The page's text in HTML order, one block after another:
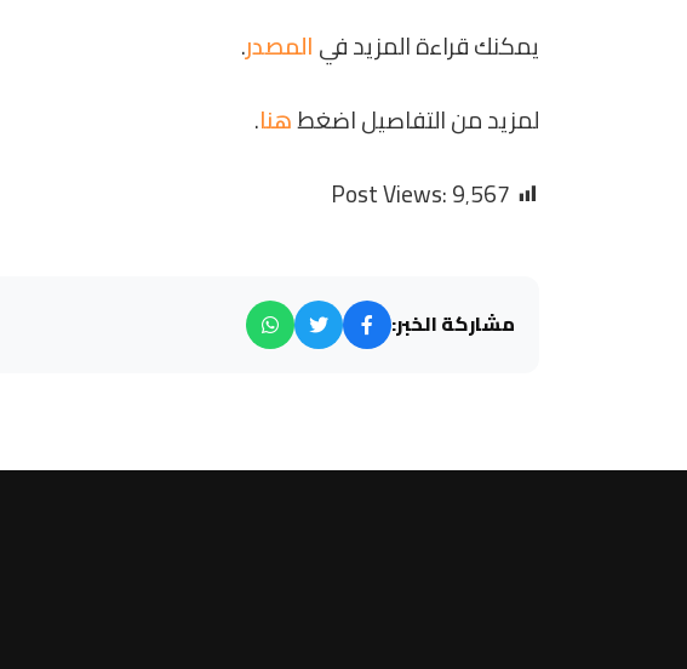
يمكنك قراءة المزيد فيالمصدر.
لمزيد من التفاصيل اضغطهنا.
Post Views:9٬567
مشاركة الخبر: